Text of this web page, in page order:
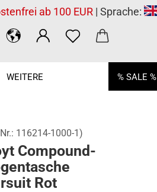
ab 100 EUR | Sprache:
% SALE %
WEITERE
116214-1000-1)
Compound-
Rot